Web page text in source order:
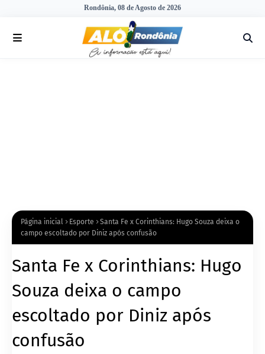
Rondônia, 08 de Agosto de 2026
Página inicial Esporte
Santa Fe x Corinthians: Hugo Souza deixa o
campo escoltado por Diniz após confusão
Santa Fe x Corinthians: Hugo
Souza deixa o campo
escoltado por Diniz após
confusão